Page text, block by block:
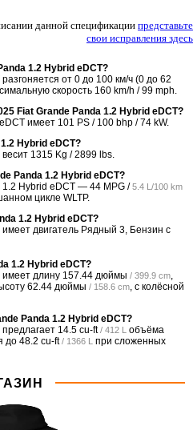
данной спецификации представьте
свои исправления здесь
1.2 Hybrid eDCT?
от 0 до 100 км/ч (0 до 62
скорость 160 km/h / 99 mph.
Fiat Grande Panda 1.2 Hybrid eDCT?
имеет 101 PS / 100 bhp / 74 kW.
Hybrid eDCT?
1315 Kg / 2899 lbs.
Panda 1.2 Hybrid eDCT?
1.2 Hybrid eDCT — 44 MPG /5.4 L/100 km
цикле WLTP.
1.2 Hybrid eDCT?
двигатель Рядный 3, Бензин с
1.2 Hybrid eDCT?
имеет длину 157.44 дюймы / 399.9 cm
62.44 дюймы / 158.6 cm , с колёсной
Panda 1.2 Hybrid eDCT?
14.5 cu-ft / 412 L объёма
до 48.2 cu-ft / 1366 L при сложенных